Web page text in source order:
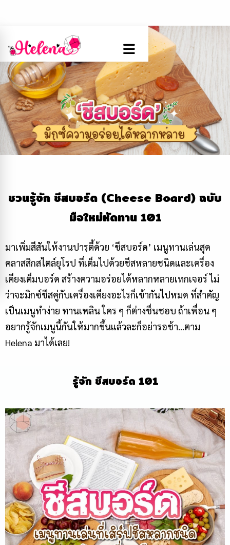
ชวนรู้จัก ชีสบอร์ด (Cheese Board) ฉบับ
มือใหม่หัดทาน 101
มาเพิ่มสีสันให้งานปารฺตี้ด้วย ‘ชีสบอร์ด’ เมนูทานเล่นสุด
คลาสสิกสไตล์ยุโรป ที่เต็มไปด้วยชีสหลายชนิดและเครื่อง
เคียงเต็มบอร์ด สร้างความอร่อยได้หลากหลายเทกเจอร์ ไม่
ว่าจะมิกซ์ชีสคู่กับเครื่องเคียงอะไรก็เข้ากันไปหมด ที่สำคัญ
เป็นเมนูทำง่าย ทานเพลิน ใคร ๆ ก็ต่างชื่นชอบ ถ้าเพื่อน ๆ
อยากรู้จักเมนูนี้กันให้มากขึ้นแล้วละก็อย่ารอช้า…ตาม
Helena มาได้เลย!
รู้จัก ชีสบอร์ด 101